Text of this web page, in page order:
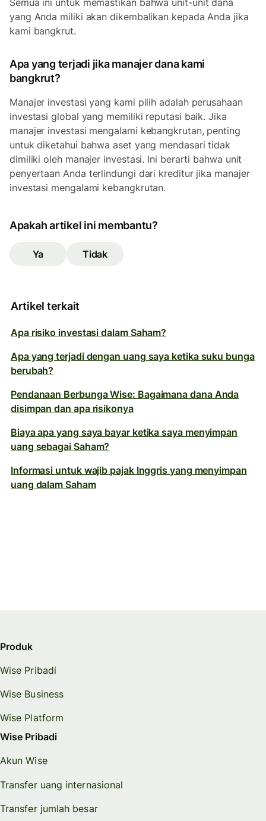
Semua ini untuk memastikan bahwa unit-unit dana
yang Anda miliki akan dikembalikan kepada Anda jika
kami bangkrut.
Apa yang terjadi jika manajer dana kami
bangkrut?
Manajer investasi yang kami pilih adalah perusahaan
investasi global yang memiliki reputasi baik. Jika
manajer investasi mengalami kebangkrutan, penting
untuk diketahui bahwa aset yang mendasari tidak
dimiliki oleh manajer investasi. Ini berarti bahwa unit
penyertaan Anda terlindungi dari kreditur jika manajer
investasi mengalami kebangkrutan.
Apakah artikel ini membantu?
Ya Tidak
Artikel terkait
Apa risiko investasi dalam Saham?
Apa yang terjadi dengan uang saya ketika suku bunga
berubah?
Pendanaan Berbunga Wise: Bagaimana dana Anda
disimpan dan apa risikonya
Biaya apa yang saya bayar ketika saya menyimpan
uang sebagai Saham?
Informasi untuk wajib pajak Inggris yang menyimpan
uang dalam Saham
Produk
Wise Pribadi
Wise Business
Wise Platform
Wise Pribadi
Akun Wise
Transfer uang internasional
Transfer jumlah besar